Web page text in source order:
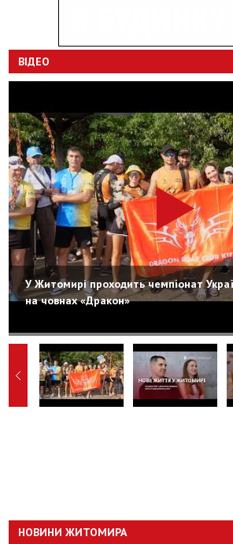
ВІДЕО
У Житомирі проходить чемпіонат
на човнах «Дракон»
НОВИНИ ЖИТОМИРА